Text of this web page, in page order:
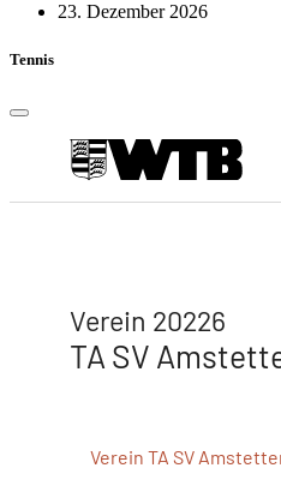
23. Dezember 2026
Tennis